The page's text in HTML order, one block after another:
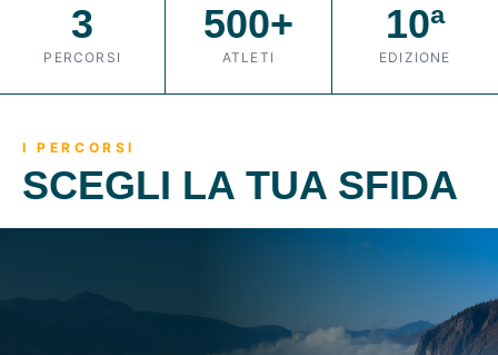
3
PERCORSI
500+
ATLETI
10ª
EDIZIONE
I PERCORSI
SCEGLI LA TUA SFIDA